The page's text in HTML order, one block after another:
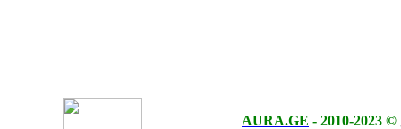
AURA.GE - 2010-2023 ©